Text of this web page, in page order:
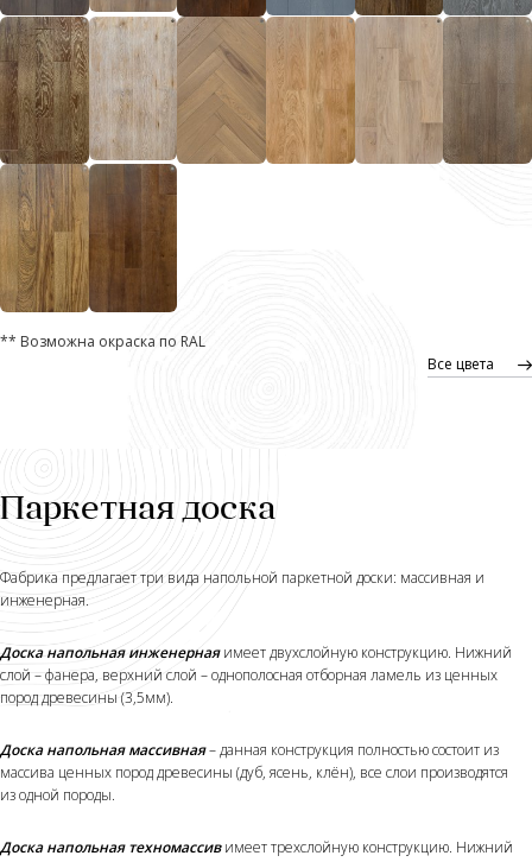
** Возможна окраска по RAL
Все цвета
Паркетная доска
Фабрика предлагает три вида напольной паркетной доски: массивная и
инженерная.
Доска напольная инженернаяимеет двухслойную конструкцию. Нижний
слой – фанера, верхний слой – однополосная отборная ламель из ценных
пород древесины (3,5мм).
Доска напольная массивная– данная конструкция полностью состоит из
массива ценных пород древесины (дуб, ясень, клён), все слои производятся
из одной породы.
Доска напольная техномассивимеет трехслойную конструкцию. Нижний